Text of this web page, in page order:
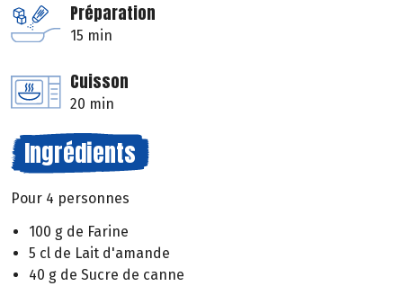
Préparation
15 min
Cuisson
20 min
Ingrédients
Pour 4 personnes
100 g de Farine
5 cl de Lait d'amande
40 g de Sucre de canne